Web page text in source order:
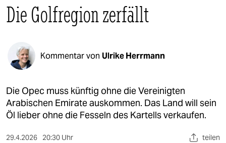
politik
öko
gesellschaft
kultur
sport
berlin
Die Golfregion zerfällt
Kommentar von Ulrike Herrmann
Die Opec muss künftig ohne die Vereinigten
Arabischen Emirate auskommen. Das Land will sein
Öl lieber ohne die Fesseln des Kartells verkaufen.
29.4.2026 20:30 Uhr teilen